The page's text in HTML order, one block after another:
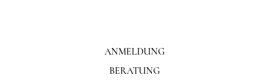
ANMELDUNG
BERATUNG